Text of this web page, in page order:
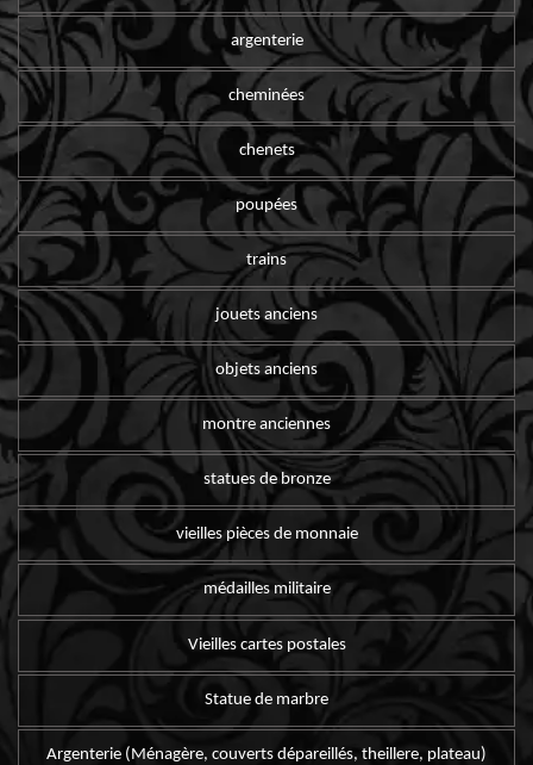
argenterie
cheminées
chenets
poupées
trains
jouets anciens
objets anciens
montre anciennes
statues de bronze
vieilles pièces de monnaie
médailles militaire
Vieilles cartes postales
Statue de marbre
Argenterie (Ménagère, couverts dépareillés, theillere, plateau)